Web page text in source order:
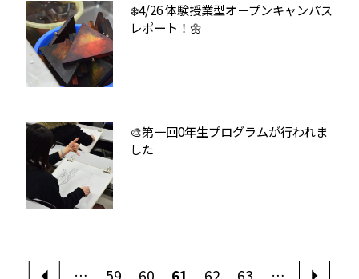
❄️4/26 体験授業型オープンキャンパス
レポート！🌼
🎨第一回0年生プログラムが行われま
した